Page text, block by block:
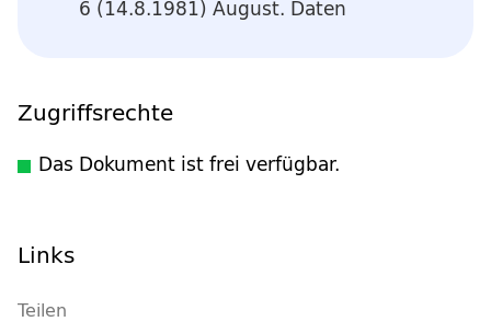
6 (14.8.1981) August. Daten
Zugriffsrechte
Das Dokument ist frei verfügbar.
Links
Teilen